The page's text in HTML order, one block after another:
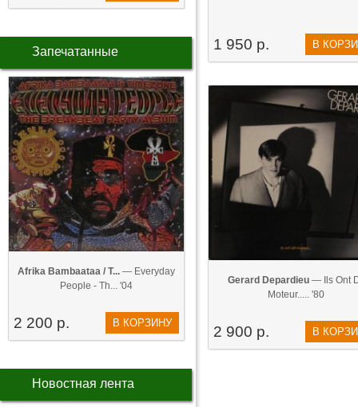
Запечатанные
Afrika Bambaataa / T... — Everyday
People - Th... '04
2 200 р. В КОРЗИНУ
Новостная лента
1 950 р. В
Gerard Depardieu— Ils Ont
Moteur..... '80
2 900 р. В